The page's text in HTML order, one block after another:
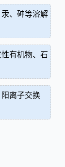
、砷等溶解
有机物、石
离子交换